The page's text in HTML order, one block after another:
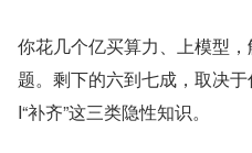
你花几个亿买算力、上模型
题。剩下的六到七成，取决
I“补齐”这三类隐性知识。